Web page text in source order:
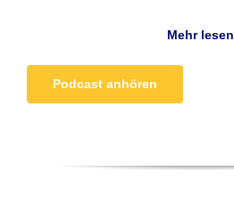
Mehr lesen
Podcast anhören